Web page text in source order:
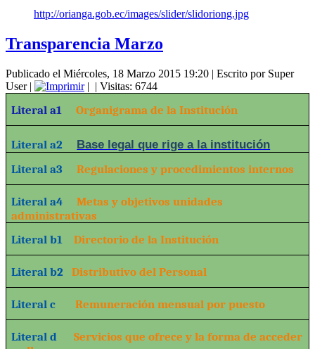
http://orianga.gob.ec/images/slider/slidoriong.jpg
Transparencia Marzo
Publicado el Miércoles, 18 Marzo 2015 19:20 | Escrito por Super
User| | | Visitas: 6744
Literal a1 Organigrama de la Institución
Literal a2
Base legal que rige a la institución
Literal a3 Regulaciones y procedimientos internos
Literal a4 Metas y objetivos unidades
administrativas
Literal b1 Directorio de la Institución
Literal b2 Distributivo del Personal
Literal c Remuneración mensual por puesto
Literal d Servicios que ofrece y la forma de acceder